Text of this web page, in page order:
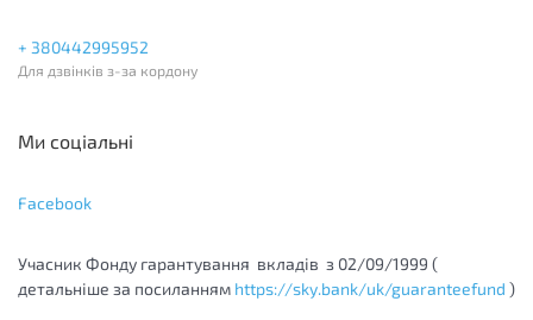
+ 380442995952
Для дзвінків з-за кордону
Ми соціальні
Facebook
Учасник Фонду гарантування вкладів з 02/09/1999 (
детальніше за посиланням https://sky.bank/uk/guaranteefund )